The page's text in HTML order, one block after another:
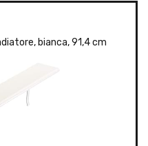
bianca, 91,4 cm